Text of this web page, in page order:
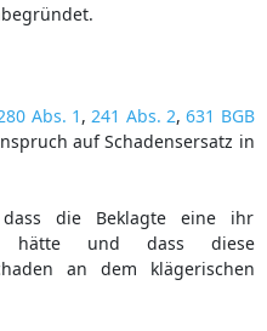
Abs. 1 , 241 Abs. 2,631 BGB
auf Schadensersatz in
die Beklagte eine ihr
hätte und dass diese
an dem klägerischen